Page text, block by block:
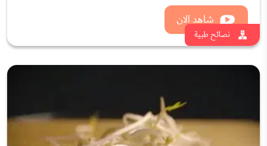
نصائح طبية
فوائد أكل البراعم وسلطة البراعم والبذور السحرية مع
د.سمر بدوي
شاهد الان